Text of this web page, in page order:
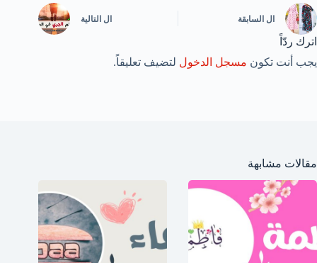
ال السابقة ال التالية
اترك ردّاً
يجب أنت تكون مسجل الدخول لتضيف تعليقاً.
مقالات مشابهة